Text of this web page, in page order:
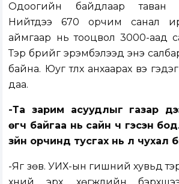
Одоогийн байдлаар таван
Нийтдээ 670 орчим санал
аймгаар нь тооцвол 3000-аад
Тэр бүрийг эрэмбэлээд энэ
байна. Юуг түлхүү анхаарах вэ
даа.
-Та зарим асуудлыг газар
өгч байгаа нь сайн ч гэсэн
зүйн орчинд тусгах нь л чухал
-Яг зөв. УИХ-ын гишүүний хувьд